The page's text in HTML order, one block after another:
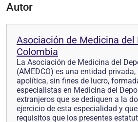
Autor
Asociación de Medicina del
Colombia
La Asociación de Medicina del
(AMEDCO) es una entidad
apolítica, sin fines de lucro,
especialistas en Medicina del
extranjeros que se dediquen a la
ejercicio de esta especialidad y
requisitos que los presentes